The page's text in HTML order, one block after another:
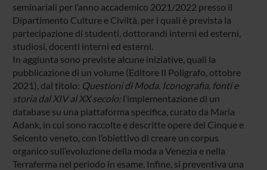
seminariali per l’anno accademico 2021/2022 presso il
Dipartimento Culture e Civiltà, per i quali è prevista la
partecipazione di studenti, dottorandi interni ed esterni,
studiosi, docenti interni ed esterni.
In aggiunta sono previste alcune iniziative, quali la
pubblicazione di un volume (Editore Il Poligrafo, ottobre
2021), dal titolo: Questioni di Moda. Iconografia, fonti e
storia dal XIV al XX secolo;l’implementazione di un
database su una piattaforma specifica, curato da Maria
Adank, in cui sono raccolte e descritte opere del Cinque e
Seicento veneto, con l’obiettivo di creare un corpus
organico sull’evoluzione della moda a Venezia e nella
Terraferma nel periodo in esame. Infine, si preventiva una